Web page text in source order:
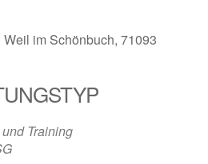
im Schönbuch, 71093
Training